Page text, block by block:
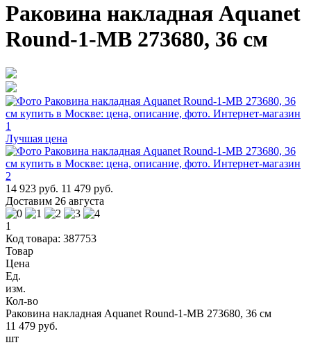
Раковина накладная Aquanet
Round-1-MB 273680, 36 см
Лучшая цена
14 923 руб. 11 479 руб.
Доставим 26 августа
1
Код товара: 387753
Товар
Цена
Ед.
изм.
Кол-во
Раковина накладная Aquanet Round-1-MB 273680, 36 см
11 479 руб.
шт